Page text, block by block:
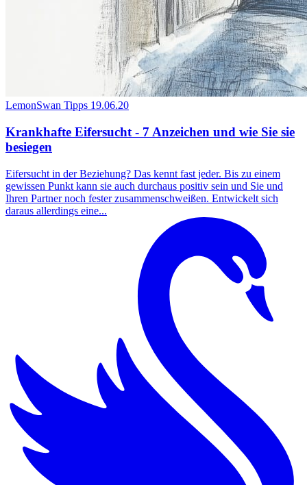
LemonSwan Tipps 19.06.20
Krankhafte Eifersucht - 7 Anzeichen und wie Sie sie
besiegen
Eifersucht in der Beziehung? Das kennt fast jeder. Bis zu einem
gewissen Punkt kann sie auch durchaus positiv sein und Sie und
Ihren Partner noch fester zusammenschweißen. Entwickelt sich
daraus allerdings eine...